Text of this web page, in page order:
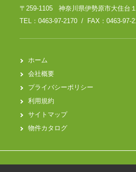
〒259-1105 神奈川県伊勢原市大住台
TEL：0463-97-2170 / FAX：0463-97-
ホーム
会社概要
プライバシーポリシー
利用規約
サイトマップ
物件カタログ